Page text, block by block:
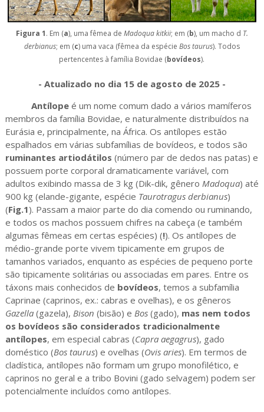
Figura 1. Em (a), uma fêmea de Madoqua kitkii; em (b), um macho d T.
derbianus; em (c) uma vaca (fêmea da espécie Bos taurus). Todos
pertencentes à família Bovidae (bovídeos).
- Atualizado no dia 15 de agosto de 2025 -
Antílopeé um nome comum dado a vários mamíferos
membros da família Bovidae, e naturalmente distribuídos na
Eurásia e, principalmente, na África. Os antílopes estão
espalhados em várias subfamílias de bovídeos, e todos são
ruminantes artiodátilos (número par de dedos nas patas) e
possuem porte corporal dramaticamente variável, com
adultos exibindo massa de 3 kg (Dik-dik, gênero Madoqua) até
900 kg (elande-gigante, espécie Taurotragus derbianus)
(Fig.1). Passam a maior parte do dia comendo ou ruminando,
e todos os machos possuem chifres na cabeça (e também
algumas fêmeas em certas espécies) (!). Os antílopes de
médio-grande porte vivem tipicamente em grupos de
tamanhos variados, enquanto as espécies de pequeno porte
são tipicamente solitárias ou associadas em pares. Entre os
táxons mais conhecidos de bovídeos, temos a subfamília
Caprinae (caprinos, ex.: cabras e ovelhas), e os gêneros
Gazella(gazela), Bison (bisão) e Bos(gado), mas nem todos
os bovídeos são considerados tradicionalmente
antílopes, em especial cabras (Capra aegagrus), gado
doméstico (Bos taurus) e ovelhas (Ovis aries). Em termos de
cladística, antílopes não formam um grupo monofilético, e
caprinos no geral e a tribo Bovini (gado selvagem) podem ser
potencialmente incluídos como antílopes.